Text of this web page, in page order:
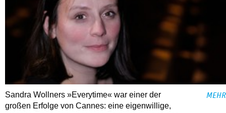
Sandra Wollners »Everytime« war einer der
großen Erfolge von Cannes: eine eigenwillige,
MEHR